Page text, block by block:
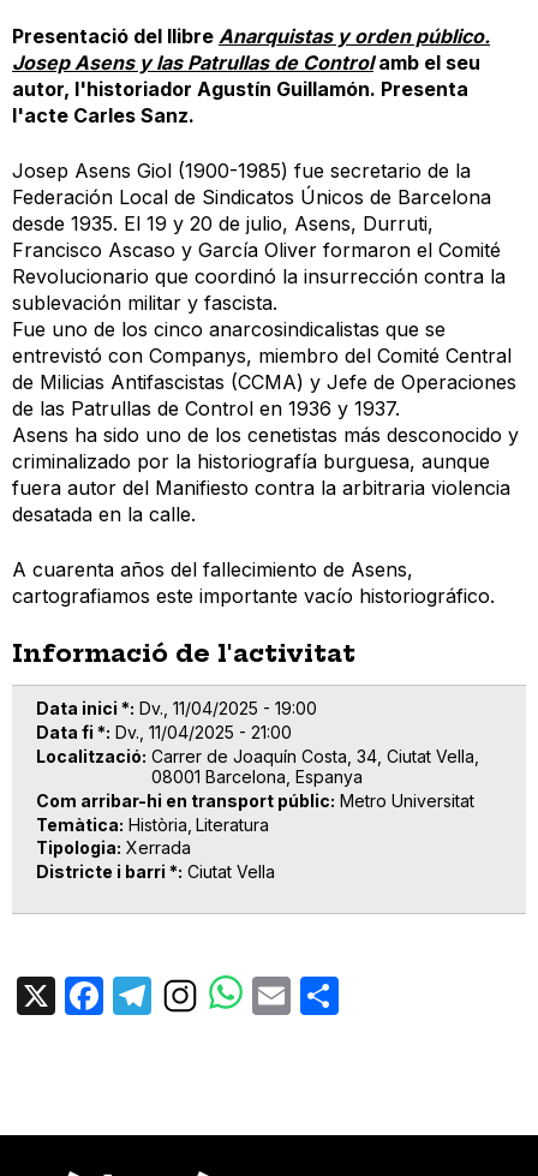
Presentació del llibre Anarquistas y orden público.
Josep Asens y las Patrullas de Controlamb el seu
autor, l'historiador Agustín Guillamón. Presenta
l'acte Carles Sanz.
Josep Asens Giol (1900-1985) fue secretario de la
Federación Local de Sindicatos Únicos de Barcelona
desde 1935. El 19 y 20 de julio, Asens, Durruti,
Francisco Ascaso y García Oliver formaron el Comité
Revolucionario que coordinó la insurrección contra la
sublevación militar y fascista.
Fue uno de los cinco anarcosindicalistas que se
entrevistó con Companys, miembro del Comité Central
de Milicias Antifascistas (CCMA) y Jefe de Operaciones
de las Patrullas de Control en 1936 y 1937.
Asens ha sido uno de los cenetistas más desconocido y
criminalizado por la historiografía burguesa, aunque
fuera autor del Manifiesto contra la arbitraria violencia
desatada en la calle.
A cuarenta años del fallecimiento de Asens,
cartografiamos este importante vacío historiográfico.
Informació de l'activitat
Data inici * Dv., 11/04/2025 - 19:00
Data fi * Dv., 11/04/2025 - 21:00
Localització Carrer de Joaquín Costa, 34, Ciutat Vella,
08001 Barcelona, Espanya
Com arribar-hi en transport públic Metro Universitat
Temàtica Història Literatura
Tipologia Xerrada
Districte i barri * Ciutat Vella
X Facebook
TelegramEmail